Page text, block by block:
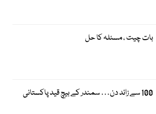
بات چیت ، مسئلہ کا حل
100 سے زائد دن… سمندر کے بیچ قید پاکستانی